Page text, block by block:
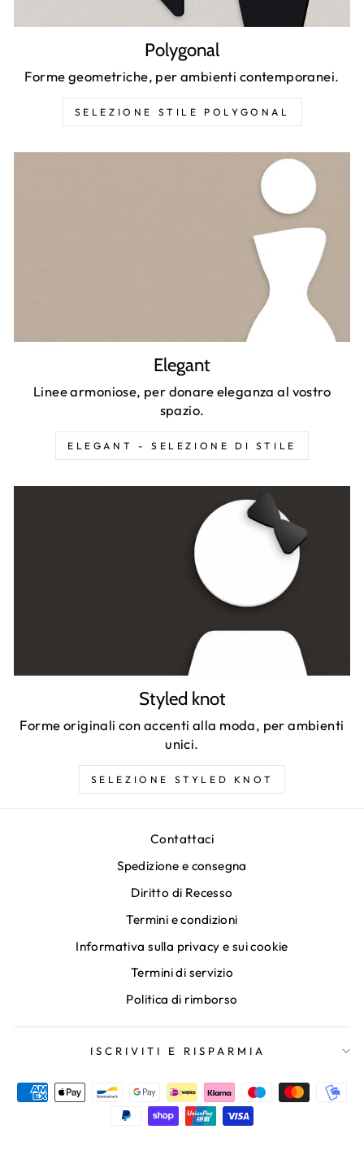
Polygonal
Forme geometriche, per ambienti contemporanei.
SELEZIONE STILE POLYGONAL
Elegant
Linee armoniose, per donare eleganza al vostro
spazio.
ELEGANT - SELEZIONE DI STILE
Styled knot
Forme originali con accenti alla moda, per ambienti
unici.
SELEZIONE STYLED KNOT
Contattaci
Spedizione e consegna
Diritto di Recesso
Termini e condizioni
Informativa sulla privacy e sui cookie
Termini di servizio
Politica di rimborso
ISCRIVITI E RISPARMIA